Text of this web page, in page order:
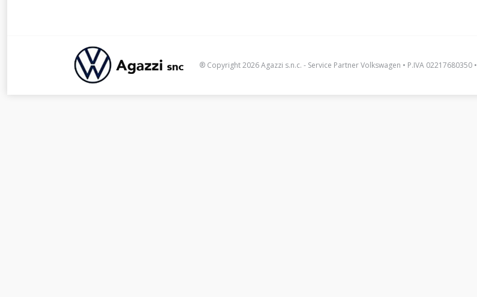
® Copyright 2026 Agazzi s.n.c. - Service Partner Volkswagen • P.IVA 02217680350 •